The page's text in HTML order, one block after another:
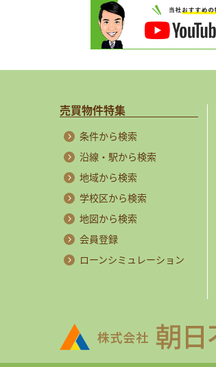
売買物件特集
条件から検索
沿線・駅から検索
地域から検索
学校区から検索
地図から検索
会員登録
ローンシミュレーション